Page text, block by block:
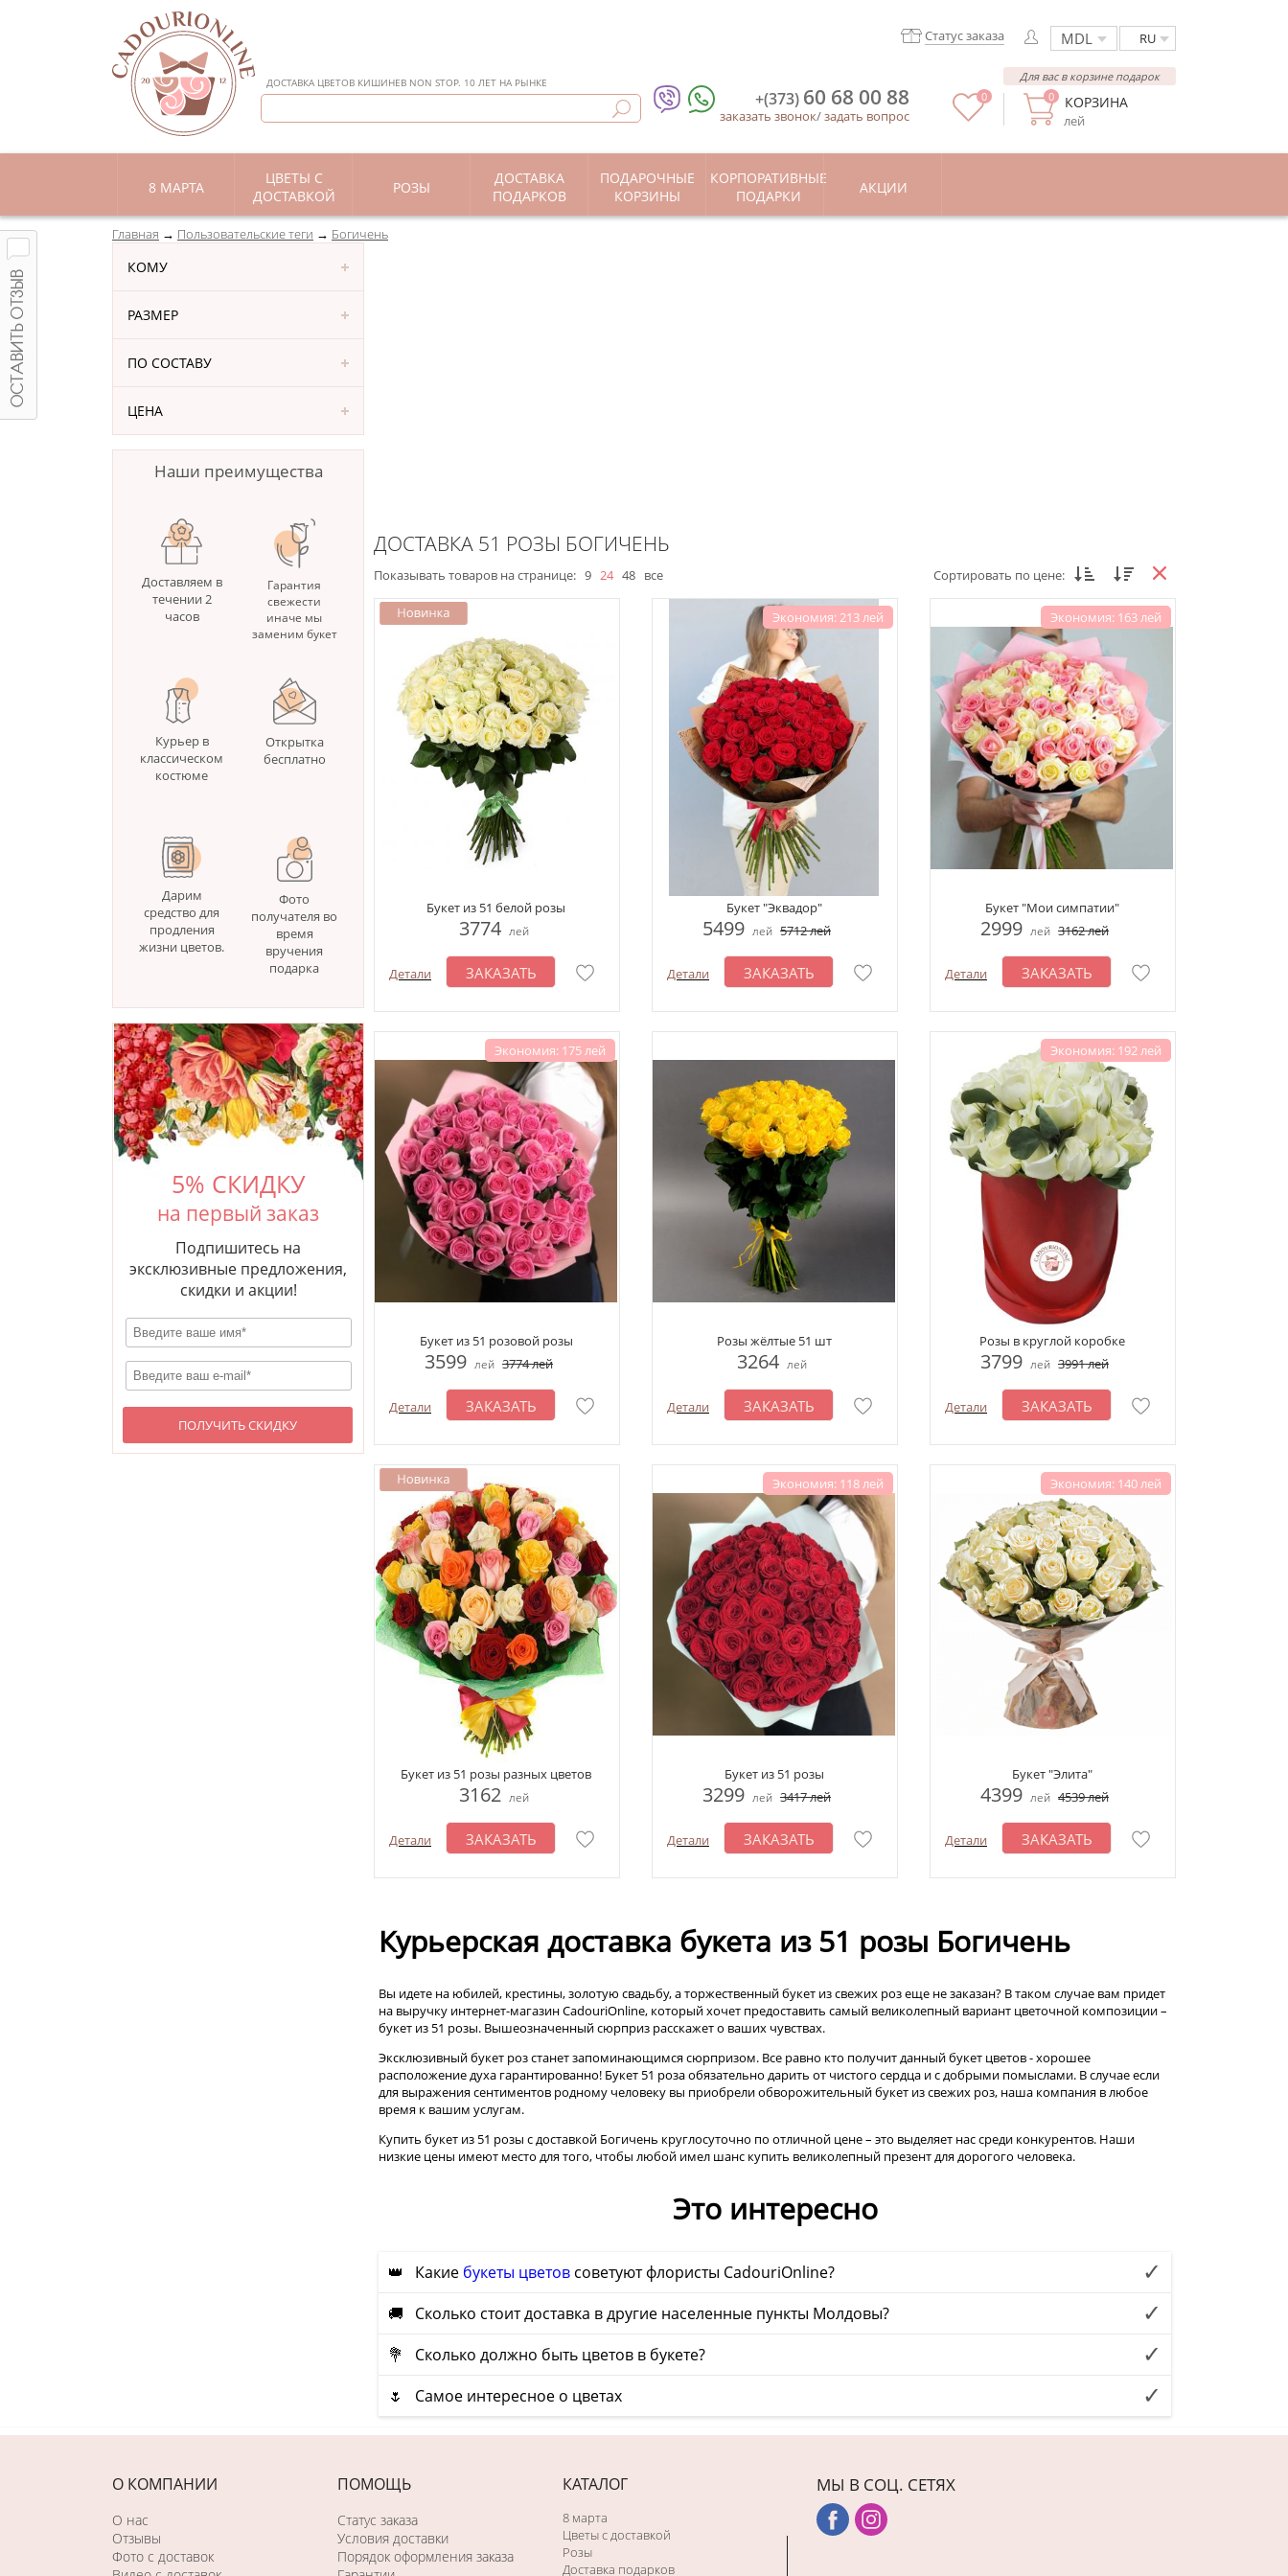
ДОСТАВКА ЦВЕТОВ КИШИНЕВ NON STOP. 10 ЛЕТ НА РЫНКЕ
RU
Статус заказа
КОРЗИНА
лей
0
Для вас в корзине подарок
0
+(373) 60 68 00 88
заказать звонок/задать вопрос
8 МАРТА
ЦВЕТЫ С
ДОСТАВКОЙ
РОЗЫ
ДОСТАВКА
ПОДАРКОВ
ПОДАРОЧНЫЕ
КОРЗИНЫ
КОРПОРАТИВНЫЕ
ПОДАРКИ
АКЦИИ
Главная Пользовательские теги Богичень
КОМУ
РАЗМЕР
ПО СОСТАВУ
ЦЕНА
Наши преимущества
Доставляем в
течении 2
часов
Гарантия
свежести
иначе мы
заменим букет
Курьер в
классическом
костюме
Открытка
бесплатно
Дарим
средство для
продления
жизни цветов.
Фото
получателя во
время
вручения
подарка
5% СКИДКУ
на первый заказ
Подпишитесь на
эксклюзивные предложения,
скидки и акции!
ПОЛУЧИТЬ СКИДКУ
ДОСТАВКА 51 РОЗЫ БОГИЧЕНЬ
Показывать товаров на странице: 9 24 48 все Сортировать по цене:
Букет из 51 белой розы
3774 лей
Детали ЗАКАЗАТЬ
Экономия: 213 лей
Букет "Эквадор"
5499 лей 5712лей
Детали ЗАКАЗАТЬ
Экономия: 163 лей
Букет "Мои симпатии"
2999 лей 3162лей
Детали ЗАКАЗАТЬ
Экономия: 175 лей
Букет из 51 розовой розы
3599 лей 3774лей
Детали ЗАКАЗАТЬ
Розы жёлтые 51 шт
3264 лей
Детали ЗАКАЗАТЬ
Экономия: 192 лей
Розы в круглой коробке
3799 лей 3991лей
Детали ЗАКАЗАТЬ
Букет из 51 розы разных цветов
3162 лей
Детали ЗАКАЗАТЬ
Экономия: 118 лей
Букет из 51 розы
3299 лей 3417лей
Детали ЗАКАЗАТЬ
Экономия: 140 лей
Букет "Элита"
4399 лей 4539лей
Детали ЗАКАЗАТЬ
Курьерская доставка букета из 51 розы Богичень
Вы идете на юбилей, крестины, золотую свадьбу, а торжественный букет из свежих роз еще не заказан? В таком случае вам придет
на выручку интернет-магазин CadouriOnline, который хочет предоставить самый великолепный вариант цветочной композиции –
букет из 51 розы. Вышеозначенный сюрприз расскажет о ваших чувствах.
Эксклюзивный букет роз станет запоминающимся сюрпризом. Все равно кто получит данный букет цветов - хорошее
расположение духа гарантированно! Букет 51 роза обязательно дарить от чистого сердца и с добрыми помыслами. В случае если
для выражения сентиментов родному человеку вы приобрели обворожительный букет из свежих роз, наша компания в любое
время к вашим услугам.
Купить букет из 51 розы с доставкой Богичень круглосуточно по отличной цене – это выделяет нас среди конкурентов. Наши
низкие цены имеют место для того, чтобы любой имел шанс купить великолепный презент для дорогого человека.
Это интересно
👑 Какие букеты цветов советуют флористы CadouriOnline?
🚚 Сколько стоит доставка в другие населенные пункты Молдовы?
💐 Сколько должно быть цветов в букете?
🌷 Самое интересное о цветах
О КОМПАНИИ
О нас
Отзывы
Фото c доставок
ПОМОЩЬ
Статус заказа
Условия доставки
Порядок оформления заказа
КАТАЛОГ
8 марта
Цветы с доставкой
Розы
Доставка подарков
МЫ В СОЦ. СЕТЯХ